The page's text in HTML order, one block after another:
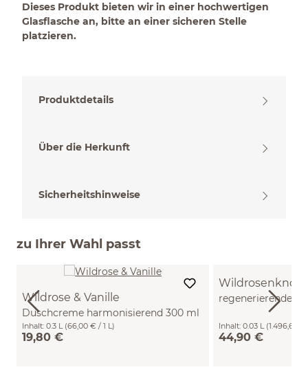
Dieses Produkt bieten wir in einer hochwertigen
Glasflasche an, bitte an einer sicheren Stelle
platzieren.
Produktdetails
Über die Herkunft
Sicherheitshinweise
zu Ihrer Wahl passt
Wildrose & Vanille
Duschcreme harmonisierend 300 ml
Inhalt: 0.3 L (66,00 € / 1 L)
19,80 €
regenerierendes
Hyaluron 30 ml
Inhalt: 0.03 L (1.496,67 €
44,90 €